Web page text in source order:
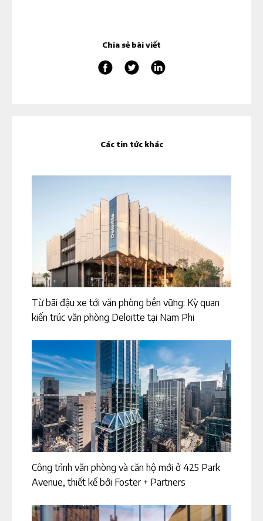
Chia sẻ bài viết
Các tin tức khác
Từ bãi đậu xe tới văn phòng bền vững: Kỳ quan
kiến trúc văn phòng Deloitte tại Nam Phi
Công trình văn phòng và căn hộ mới ở 425 Park
Avenue, thiết kế bởi Foster + Partners